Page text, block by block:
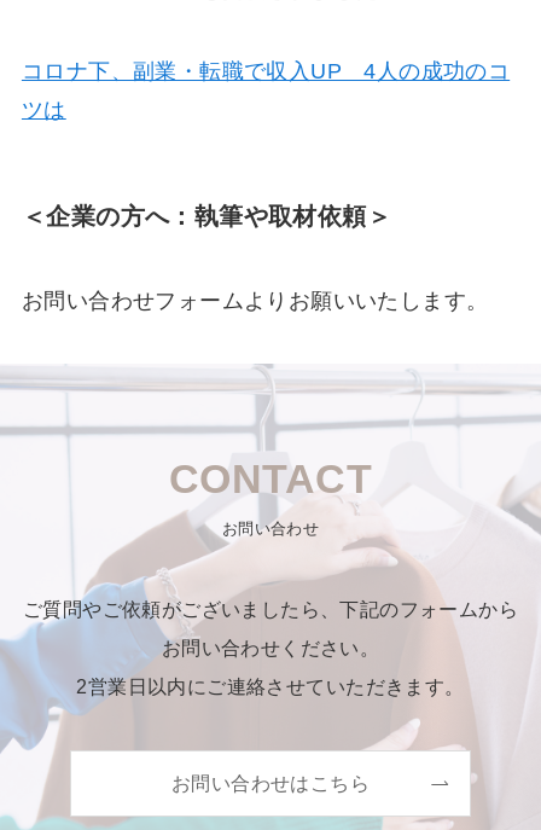
コロナ下、副業・転職で収入UP 4人の成功のコ
ツは
＜企業の方へ：執筆や取材依頼＞
お問い合わせフォームよりお願いいたします。
CONTACT
お問い合わせ
ご質問やご依頼がございましたら、下記のフォームから
お問い合わせください。
2営業日以内にご連絡させていただきます。
お問い合わせはこちら